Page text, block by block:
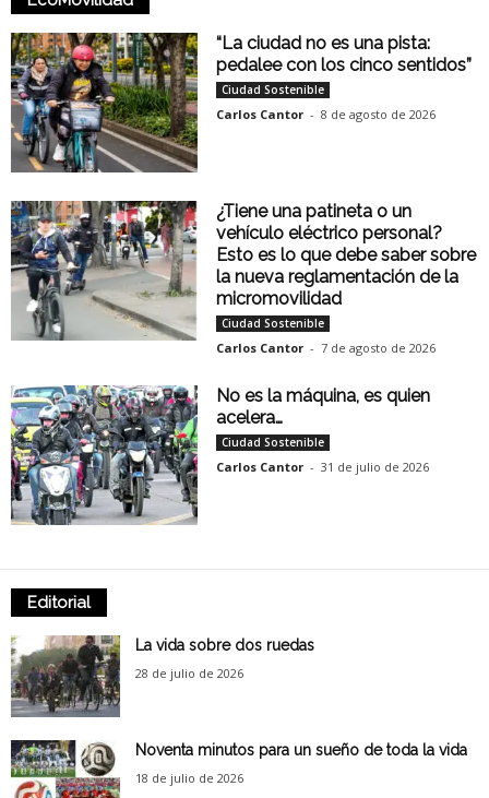
“La ciudad no es una pista:
pedalee con los cinco sentidos”
Ciudad Sostenible
Carlos Cantor - 8 de agosto de 2026
¿Tiene una patineta o un
vehículo eléctrico personal?
Esto es lo que debe saber sobre
la nueva reglamentación de la
micromovilidad
Ciudad Sostenible
Carlos Cantor - 7 de agosto de 2026
No es la máquina, es quien
acelera…
Ciudad Sostenible
Carlos Cantor - 31 de julio de 2026
Editorial
La vida sobre dos ruedas
28 de julio de 2026
Noventa minutos para un sueño de toda la vida
18 de julio de 2026